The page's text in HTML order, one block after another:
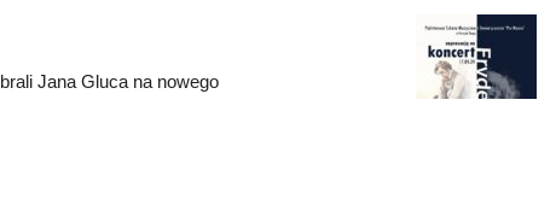
Jana Gluca na nowego